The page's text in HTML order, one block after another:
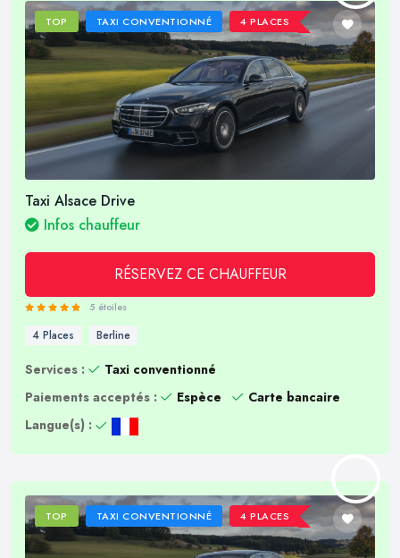
TOP TAXI CONVENTIONNÉ 4 PLACES
Taxi Alsace Drive
Infos chauffeur
RÉSERVEZ CE CHAUFFEUR
5 étoiles
4 Places Berline
Services :
Taxi conventionné
Paiements acceptés :
Espèce
Carte bancaire
Langue(s) :
TOP TAXI CONVENTIONNÉ 4 PLACES